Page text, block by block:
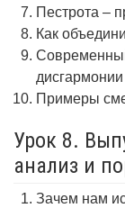
Пестрота –
Как
Примеры
Урок 8.
анализ и
Зачем нам